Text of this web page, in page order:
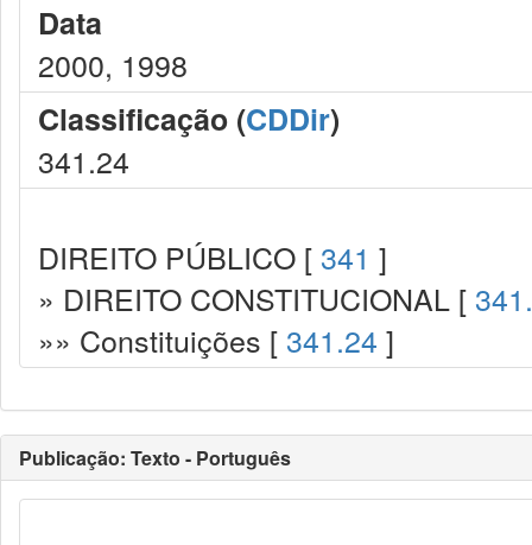
Data
2000, 1998
Classificação (CDDir)
341.24
DIREITO PÚBLICO [ 341 ]
» DIREITO CONSTITUCIONAL [
»» Constituições [ 341.24 ]
Publicação: Texto - Português